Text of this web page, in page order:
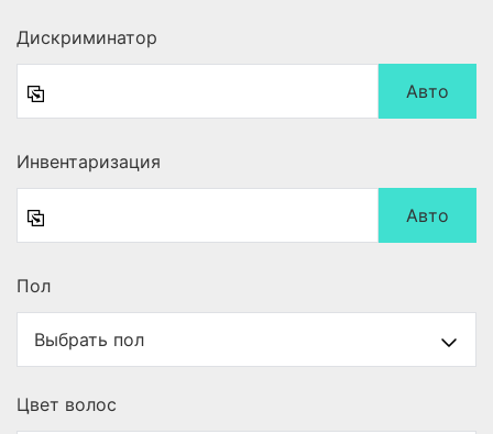
Дискриминатор
Авто
Инвентаризация
Авто
Пол
Цвет волос